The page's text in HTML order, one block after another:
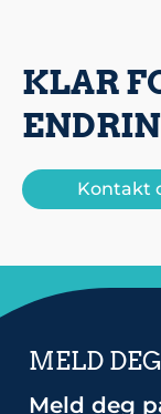
KLAR
Kontakt
MELD
Meld deg